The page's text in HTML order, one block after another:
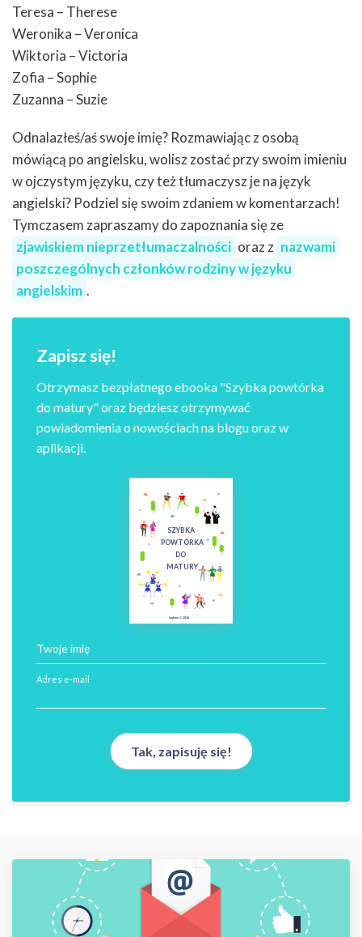
Teresa – Therese
Weronika – Veronica
Wiktoria – Victoria
Zofia – Sophie
Zuzanna – Suzie
Odnalazłeś/aś swoje imię? Rozmawiając z osobą
mówiącą po angielsku, wolisz zostać przy swoim imieniu
w ojczystym języku, czy też tłumaczysz je na język
angielski? Podziel się swoim zdaniem w komentarzach!
Tymczasem zapraszamy do zapoznania się ze
zjawiskiem nieprzetłumaczalności oraz z nazwami
poszczególnych członków rodziny w języku
angielskim .
Zapisz się!
Otrzymasz bezpłatnego ebooka "Szybka powtórka
do matury" oraz będziesz otrzymywać
powiadomienia o nowościach na blogu oraz w
aplikacji.
SZYBKA
POWTÓRKA
DO
MATURY
ingless © 2018
Twoje imię
Adres e-mail